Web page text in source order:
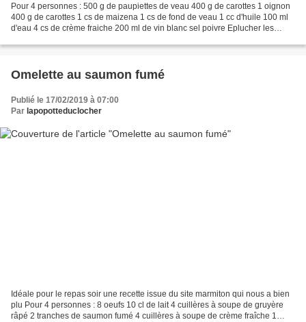
Pour 4 personnes : 500 g de paupiettes de veau 400 g de carottes 1 oignon
400 g de carottes 1 cs de maizena 1 cs de fond de veau 1 cc d'huile 100 ml
d'eau 4 cs de crème fraiche 200 ml de vin blanc sel poivre Eplucher les
Omelette au saumon fumé
Publié le 17/02/2019 à 07:00
Par lapopotteduclocher
Idéale pour le repas soir une recette issue du site marmiton qui nous a bien
plu Pour 4 personnes : 8 oeufs 10 cl de lait 4 cuillères à soupe de gruyère
râpé 2 tranches de saumon fumé 4 cuillères à soupe de crème fraîche 1